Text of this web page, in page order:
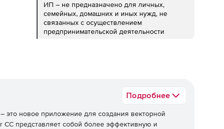
ИП – не предназначено для личных,
семейных, домашних и иных нужд, не
связанных с осуществлением
предпринимательской деятельности
Подробнее
– это новое приложение для создания векторной
представляет собой более эффективную и